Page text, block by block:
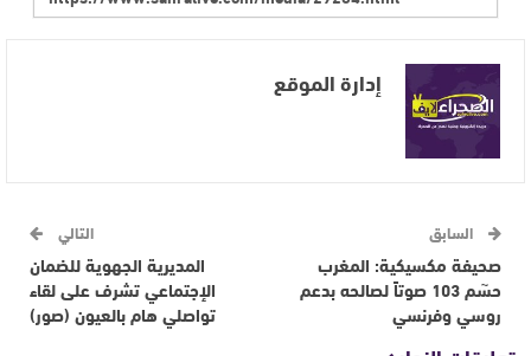
إدارة الموقع
السابق
صحيفة مكسيكية: المغرب
حسٓم 103 صوتاً لصالحه بدعم
روسي وفرنسي
التالي
المديرية الجهوية للضمان
الإجتماعي تشرف على لقاء
تواصلي هام بالعيون (صور)